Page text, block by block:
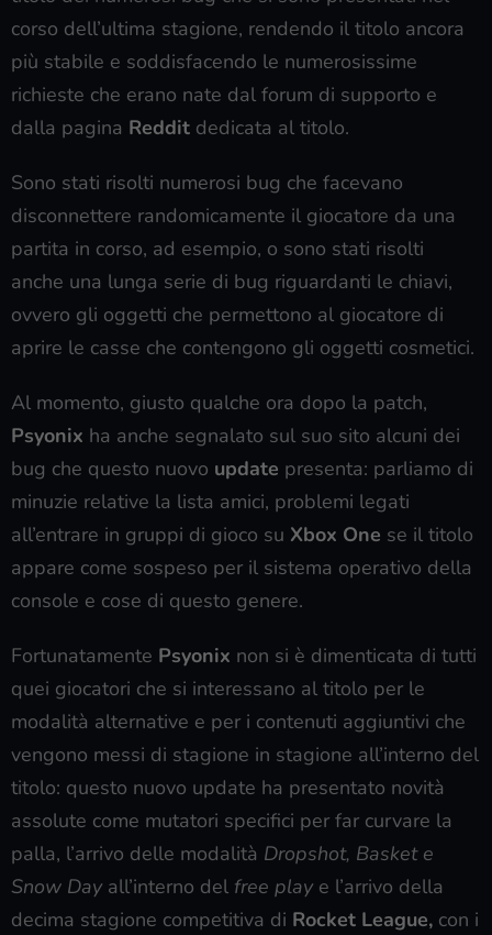
corso dell’ultima stagione, rendendo il titolo ancora
più stabile e soddisfacendo le numerosissime
richieste che erano nate dal forum di supporto e
dalla pagina Reddit dedicata al titolo.
Sono stati risolti numerosi bug che facevano
disconnettere randomicamente il giocatore da una
partita in corso, ad esempio, o sono stati risolti
anche una lunga serie di bug riguardanti le chiavi,
ovvero gli oggetti che permettono al giocatore di
aprire le casse che contengono gli oggetti cosmetici.
Al momento, giusto qualche ora dopo la patch,
Psyonix ha anche segnalato sul suo sito alcuni dei
bug che questo nuovo update presenta: parliamo di
minuzie relative la lista amici, problemi legati
all’entrare in gruppi di gioco su Xbox One se il titolo
appare come sospeso per il sistema operativo della
console e cose di questo genere.
Fortunatamente Psyonix non si è dimenticata di tutti
quei giocatori che si interessano al titolo per le
modalità alternative e per i contenuti aggiuntivi che
vengono messi di stagione in stagione all’interno del
titolo: questo nuovo update ha presentato novità
assolute come mutatori specifici per far curvare la
palla, l’arrivo delle modalità Dropshot, Basket e
Snow Day all’interno del free play e l’arrivo della
decima stagione competitiva di Rocket League, con i